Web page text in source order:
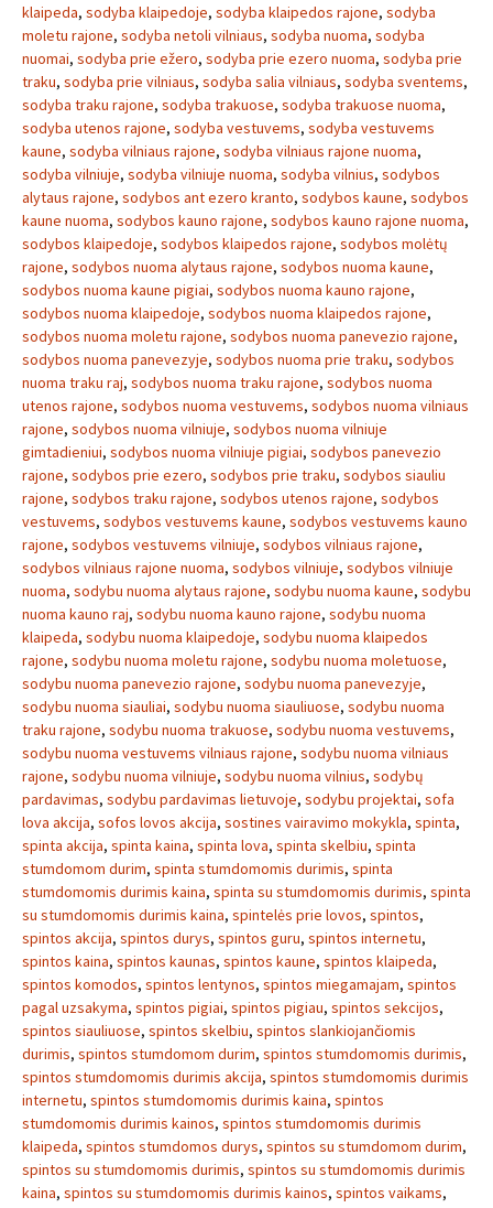
klaipeda, sodyba klaipedoje, sodyba klaipedos rajone, sodyba
moletu rajone, sodyba netoli vilniaus, sodyba nuoma, sodyba
nuomai, sodyba prie ežero, sodyba prie ezero nuoma, sodyba prie
traku, sodyba prie vilniaus, sodyba salia vilniaus, sodyba sventems,
sodyba traku rajone, sodyba trakuose, sodyba trakuose nuoma,
sodyba utenos rajone, sodyba vestuvems, sodyba vestuvems
kaune, sodyba vilniaus rajone, sodyba vilniaus rajone nuoma,
sodyba vilniuje, sodyba vilniuje nuoma, sodyba vilnius, sodybos
alytaus rajone, sodybos ant ezero kranto, sodybos kaune, sodybos
kaune nuoma, sodybos kauno rajone, sodybos kauno rajone nuoma,
sodybos klaipedoje, sodybos klaipedos rajone, sodybos molėtų
rajone, sodybos nuoma alytaus rajone, sodybos nuoma kaune,
sodybos nuoma kaune pigiai, sodybos nuoma kauno rajone,
sodybos nuoma klaipedoje, sodybos nuoma klaipedos rajone,
sodybos nuoma moletu rajone, sodybos nuoma panevezio rajone,
sodybos nuoma panevezyje, sodybos nuoma prie traku, sodybos
nuoma traku raj, sodybos nuoma traku rajone, sodybos nuoma
utenos rajone, sodybos nuoma vestuvems, sodybos nuoma vilniaus
rajone, sodybos nuoma vilniuje, sodybos nuoma vilniuje
gimtadieniui, sodybos nuoma vilniuje pigiai, sodybos panevezio
rajone, sodybos prie ezero, sodybos prie traku, sodybos siauliu
rajone, sodybos traku rajone, sodybos utenos rajone, sodybos
vestuvems, sodybos vestuvems kaune, sodybos vestuvems kauno
rajone, sodybos vestuvems vilniuje, sodybos vilniaus rajone,
sodybos vilniaus rajone nuoma, sodybos vilniuje, sodybos vilniuje
nuoma, sodybu nuoma alytaus rajone, sodybu nuoma kaune, sodybu
nuoma kauno raj, sodybu nuoma kauno rajone, sodybu nuoma
klaipeda, sodybu nuoma klaipedoje, sodybu nuoma klaipedos
rajone, sodybu nuoma moletu rajone, sodybu nuoma moletuose,
sodybu nuoma panevezio rajone, sodybu nuoma panevezyje,
sodybu nuoma siauliai, sodybu nuoma siauliuose, sodybu nuoma
traku rajone, sodybu nuoma trakuose, sodybu nuoma vestuvems,
sodybu nuoma vestuvems vilniaus rajone, sodybu nuoma vilniaus
rajone, sodybu nuoma vilniuje, sodybu nuoma vilnius, sodybų
pardavimas, sodybu pardavimas lietuvoje, sodybu projektai, sofa
lova akcija, sofos lovos akcija, sostines vairavimo mokykla, spinta,
spinta akcija, spinta kaina, spinta lova, spinta skelbiu, spinta
stumdomom durim, spinta stumdomomis durimis, spinta
stumdomomis durimis kaina, spinta su stumdomomis durimis, spinta
su stumdomomis durimis kaina, spintelės prie lovos, spintos,
spintos akcija, spintos durys, spintos guru, spintos internetu,
spintos kaina, spintos kaunas, spintos kaune, spintos klaipeda,
spintos komodos, spintos lentynos, spintos miegamajam, spintos
pagal uzsakyma, spintos pigiai, spintos pigiau, spintos sekcijos,
spintos siauliuose, spintos skelbiu, spintos slankiojančiomis
durimis, spintos stumdomom durim, spintos stumdomomis durimis,
spintos stumdomomis durimis akcija, spintos stumdomomis durimis
internetu, spintos stumdomomis durimis kaina, spintos
stumdomomis durimis kainos, spintos stumdomomis durimis
klaipeda, spintos stumdomos durys, spintos su stumdomom durim,
spintos su stumdomomis durimis, spintos su stumdomomis durimis
kaina, spintos su stumdomomis durimis kainos, spintos vaikams,